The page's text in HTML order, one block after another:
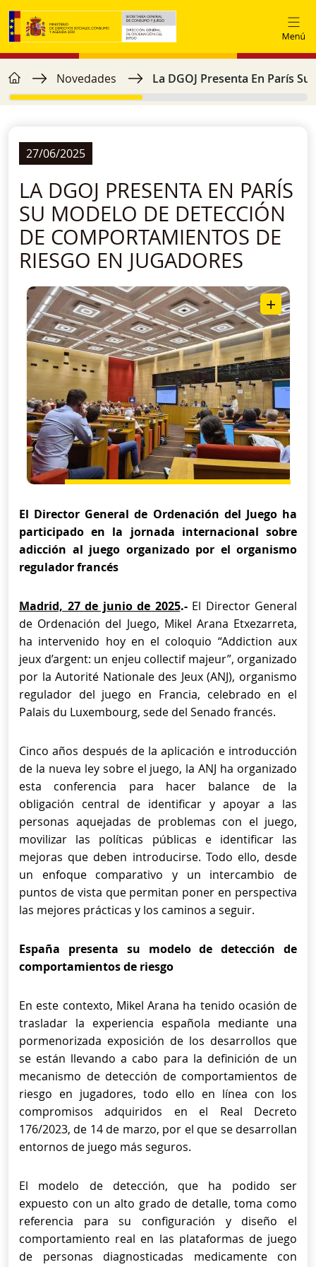
Pasar al contenido principal
Ruta de navegación
home Novedades La DGOJ Presenta En París
27/06/2025
LA DGOJ PRESENTA EN PARÍS
SU MODELO DE DETECCIÓN
DE COMPORTAMIENTOS DE
RIESGO EN JUGADORES
El Director General de Ordenación del Juego ha
participado en la jornada internacional sobre
adicción al juego organizado por el organismo
regulador francés
Madrid, 27 de junio de 2025.-El Director General
de Ordenación del Juego, Mikel Arana Etxezarreta,
ha intervenido hoy en el coloquio “Addiction aux
jeux d’argent: un enjeu collectif majeur”, organizado
por la Autorité Nationale des Jeux (ANJ), organismo
regulador del juego en Francia, celebrado en el
Palais du Luxembourg, sede del Senado francés.
Cinco años después de la aplicación e introducción
de la nueva ley sobre el juego, la ANJ ha organizado
esta conferencia para hacer balance de la
obligación central de identificar y apoyar a las
personas aquejadas de problemas con el juego,
movilizar las políticas públicas e identificar las
mejoras que deben introducirse. Todo ello, desde
un enfoque comparativo y un intercambio de
puntos de vista que permitan poner en perspectiva
las mejores prácticas y los caminos a seguir.
España presenta su modelo de detección de
comportamientos de riesgo
En este contexto, Mikel Arana ha tenido ocasión de
trasladar la experiencia española mediante una
pormenorizada exposición de los desarrollos que
se están llevando a cabo para la definición de un
mecanismo de detección de comportamientos de
riesgo en jugadores, todo ello en línea con los
compromisos adquiridos en el Real Decreto
176/2023, de 14 de marzo, por el que se desarrollan
entornos de juego más seguros.
El modelo de detección, que ha podido ser
expuesto con un alto grado de detalle, toma como
referencia para su configuración y diseño el
comportamiento real en las plataformas de juego
de personas diagnosticadas medicamente con